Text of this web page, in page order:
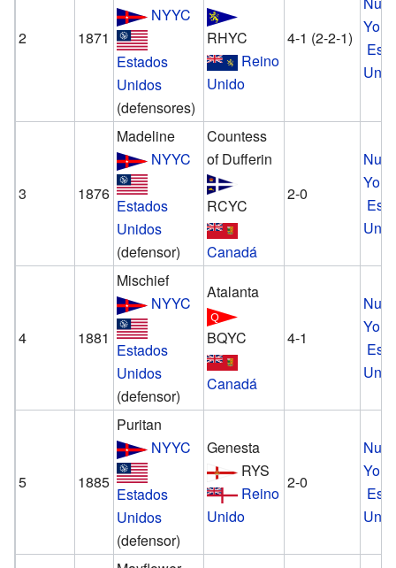
2 1871
NYYC
Estados
Unidos
(defensores)
RHYC
Reino
Unido
4-1 (2-2-1)
York
3 1876
Madeline
NYYC
Estados
Unidos
(defensor)
Countess
of Dufferin
RCYC
Canadá
2-0
York
4 1881
Mischief
NYYC
Estados
Unidos
(defensor)
Atalanta
BQYC
Canadá
4-1
York
5 1885
Puritan
NYYC
Estados
Unidos
(defensor)
Genesta
RYS
Reino
Unido
2-0
York